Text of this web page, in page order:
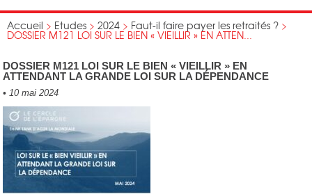
Accueil > Etudes > 2024 > Faut-il faire payer les retraités ? >
DOSSIER M121 LOI SUR LE BIEN « VIEILLIR » EN ATTEN...
DOSSIER M121 LOI SUR LE BIEN « VIEILLIR » EN
ATTENDANT LA GRANDE LOI SUR LA DÉPENDANCE
• 10 mai 2024